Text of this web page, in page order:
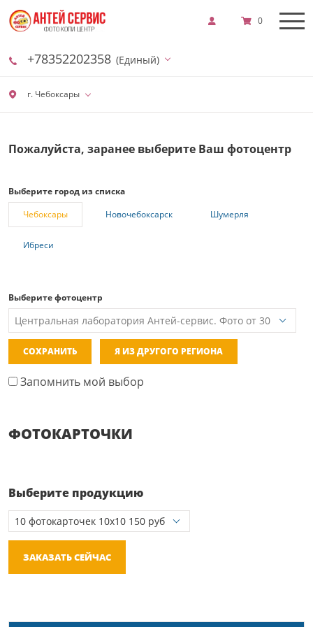
г. Чебоксары
+78352202358 (Единый)
0
Пожалуйста, заранее выберите Ваш фотоцентр
Выберите город из списка
Чебоксары
Новочебоксарск Шумерля
Ибреси
Выберите фотоцентр
СОХРАНИТЬ Я ИЗ ДРУГОГО РЕГИОНА
Запомнить мой выбор
ФОТОКАРТОЧКИ
Выберите продукцию
ЗАКАЗАТЬ СЕЙЧАС